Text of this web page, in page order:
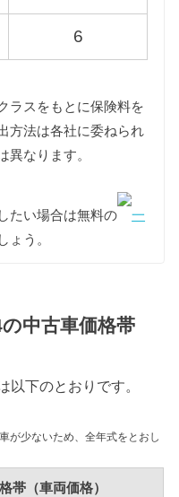
年経過車両をもとに
円
1500kg以下：18,900円
車に該当しますの
た使用燃料と想定実
円としていま
6
ラスをもとに保険料を
方法は各社に委ねられ
異なります。
たい場合は無料の
一
ょう。
中古車価格帯
以下のとおりです。
が少ないため、全年式をとおし
帯（車両価格）